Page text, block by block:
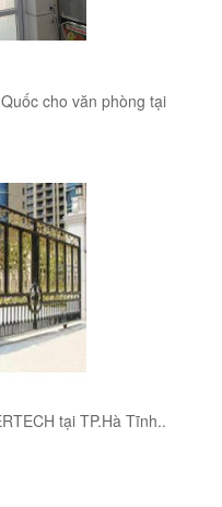
cho văn phòng tại
tại TP.Hà Tĩnh..